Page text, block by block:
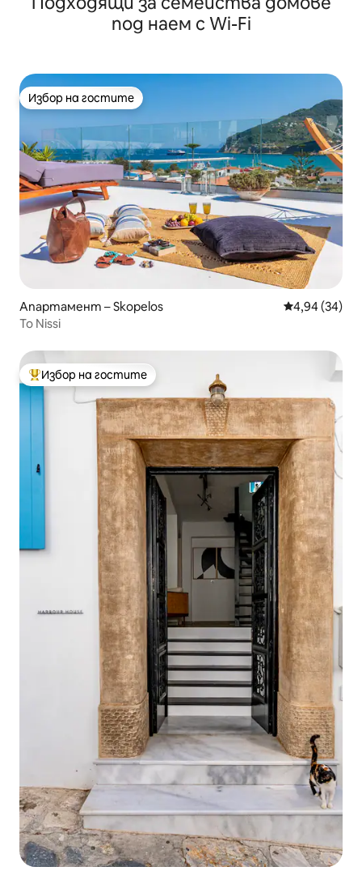
под наем с Wi-Fi
Избор на гостите
Избор на гостите
Апартамент – Skopelos Средна
4,94 (34)
To Nissi
Най-популярен избор на гостите
Избор на гостите